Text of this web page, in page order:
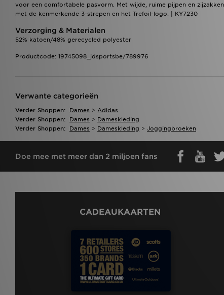
voor een comfortabele pasvorm. Met wijde, ruime pijpen en
met de kenmerkende 3-strepen en het Trefoil-logo. | KY7230
Verzorging & Materialen
52% katoen/48% gerecycled polyester
Productcode: 19745098_jdsportsbe/789976
Verwante categorieën
Verder Shoppen: Dames > Adidas
Verder Shoppen:
Dames > Dameskleding
Verder Shoppen:
Dames > Dameskleding > Joggingbroeken
Doe mee met meer dan 2 miljoen fans
CADEAUKAARTEN